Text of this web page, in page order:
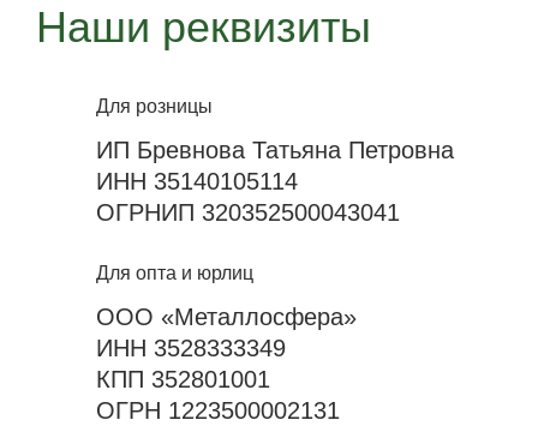
Наши реквизиты
Для розницы
ИП Бревнова Татьяна Петровна
ИНН 35140105114
ОГРНИП 320352500043041
Для опта и юрлиц
ООО «Металлосфера»
ИНН 3528333349
КПП 352801001
ОГРН 1223500002131